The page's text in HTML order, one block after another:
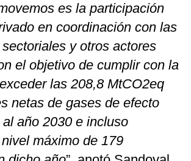
es la participación
en coordinación con las
y otros actores
el objetivo de cumplir con la
las 208,8 MtCO2eq
netas de gases de efecto
año 2030 e incluso
máximo de 179